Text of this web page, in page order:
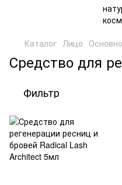
Каталог Лицо
Средство для
Фильтр